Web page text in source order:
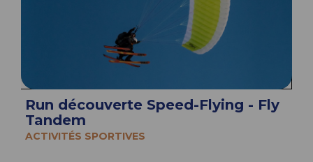
Run découverte Speed-Flying - Fly
Tandem
ACTIVITÉS SPORTIVES